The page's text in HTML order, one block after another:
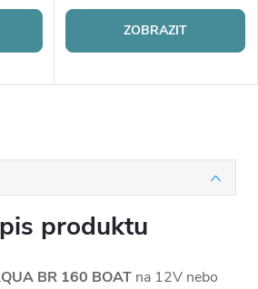
produktu
BR 160 BOAT na 12V nebo
ZOBRAZIT